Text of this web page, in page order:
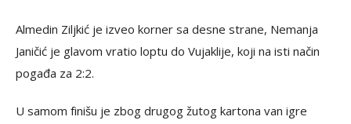
Almedin Ziljkić je izveo korner sa desne strane, Nemanja
Janičić je glavom vratio loptu do Vujaklije, koji na isti način
pogađa za 2:2.
U samom finišu je zbog drugog žutog kartona van igre